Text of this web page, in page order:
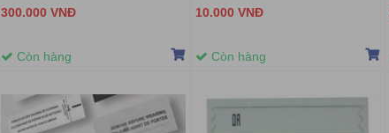
300.000 VNĐ
Còn hàng
10.000 VNĐ
Còn hàng